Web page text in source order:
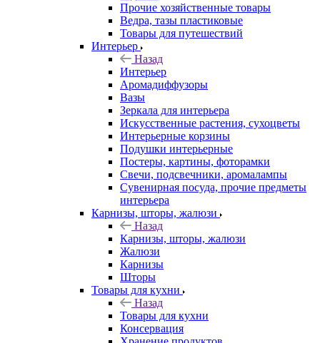
Прочие хозяйственные товары
Ведра, тазы пластиковые
Товары для путешествий
Интерьер
Назад
Интерьер
Аромадиффузоры
Вазы
Зеркала для интерьера
Искусственные растения, сухоцветы
Интерьерные корзины
Подушки интерьерные
Постеры, картины, фоторамки
Свечи, подсвечники, аромалампы
Сувенирная посуда, прочие предметы
интерьера
Карнизы, шторы, жалюзи
Назад
Карнизы, шторы, жалюзи
Жалюзи
Карнизы
Шторы
Товары для кухни
Назад
Товары для кухни
Консервация